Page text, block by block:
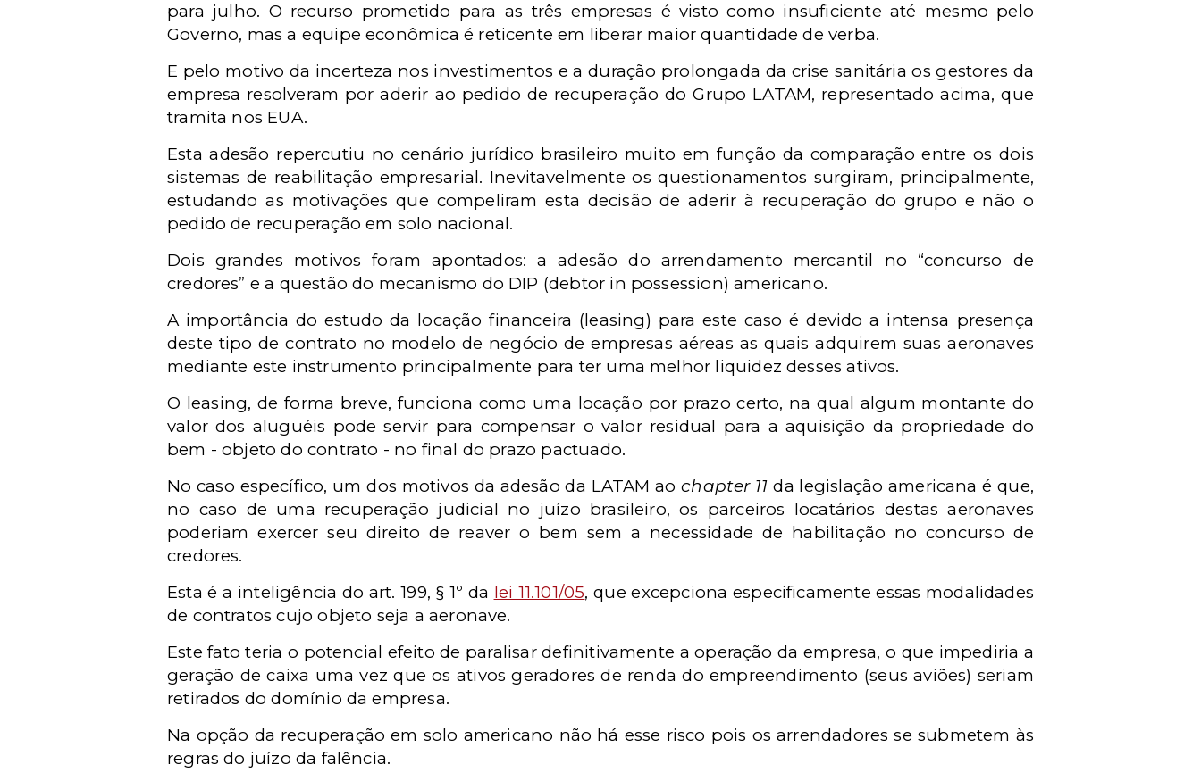
para julho. O recurso prometido para as três empresas é visto como insuficiente até mesmo pelo
Governo, mas a equipe econômica é reticente em liberar maior quantidade de verba.
E pelo motivo da incerteza nos investimentos e a duração prolongada da crise sanitária os gestores da
empresa resolveram por aderir ao pedido de recuperação do Grupo LATAM, representado acima, que
tramita nos EUA.
Esta adesão repercutiu no cenário jurídico brasileiro muito em função da comparação entre os dois
sistemas de reabilitação empresarial. Inevitavelmente os questionamentos surgiram, principalmente,
estudando as motivações que compeliram esta decisão de aderir à recuperação do grupo e não o
pedido de recuperação em solo nacional.
Dois grandes motivos foram apontados: a adesão do arrendamento mercantil no “concurso de
credores” e a questão do mecanismo do DIP (debtor in possession) americano.
A importância do estudo da locação financeira (leasing) para este caso é devido a intensa presença
deste tipo de contrato no modelo de negócio de empresas aéreas as quais adquirem suas aeronaves
mediante este instrumento principalmente para ter uma melhor liquidez desses ativos.
O leasing, de forma breve, funciona como uma locação por prazo certo, na qual algum montante do
valor dos aluguéis pode servir para compensar o valor residual para a aquisição da propriedade do
bem - objeto do contrato - no final do prazo pactuado.
No caso específico, um dos motivos da adesão da LATAM aochapter 11 da legislação americana é que,
no caso de uma recuperação judicial no juízo brasileiro, os parceiros locatários destas aeronaves
poderiam exercer seu direito de reaver o bem sem a necessidade de habilitação no concurso de
credores.
Esta é a inteligência do art. 199, § 1º da lei 11.101/05, que excepciona especificamente essas modalidades
de contratos cujo objeto seja a aeronave.
Este fato teria o potencial efeito de paralisar definitivamente a operação da empresa, o que impediria a
geração de caixa uma vez que os ativos geradores de renda do empreendimento (seus aviões) seriam
retirados do domínio da empresa.
Na opção da recuperação em solo americano não há esse risco pois os arrendadores se submetem às
regras do juízo da falência.